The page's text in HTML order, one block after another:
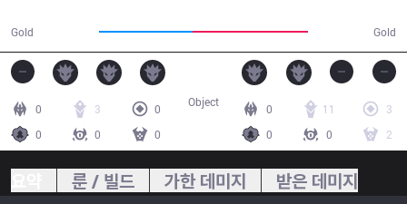
Gold Gold
0 3
0
0
0 0
0 11
3
0
0 2
Object
룬 / 빌드 가한 데미지 받은 데미지